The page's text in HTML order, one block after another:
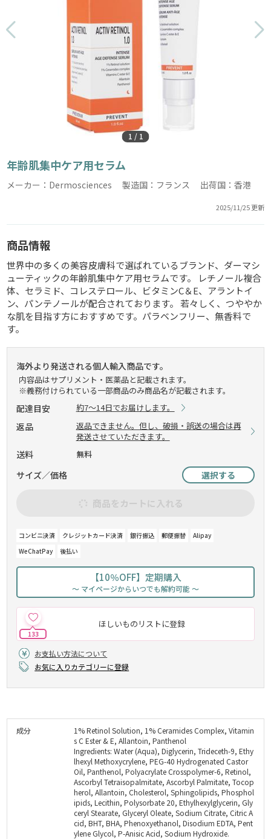
1 / 1
年齢肌集中ケア用セラム
メーカー：Dermosciences 製造国：フランス 出荷国：香港
2025/11/25 更新
商品情報
世界中の多くの美容皮膚科で選ばれているブランド、ダーマシ
ューティックの年齢肌集中ケア用セラムです。 レチノール複合
体、セラミド、コレステロール、ビタミンC＆E、アラントイ
ン、パンテノールが配合されております。 若々しく、つややか
な肌を目指す方におすすめです。パラベンフリー、無香料で
す。
海外より発送される個人輸入商品です。
内容品はサプリメント・医薬品と記載されます。
※義務付けられている一部商品のみ商品名が記載されます。
配達目安 約7～14日でお届けします。
返品
返品できません。但し、破損・誤送の場合は再
発送させていただきます。
送料 無料
サイズ／価格 選択する
商品をカートに入れる
コンビニ決済 クレジットカード決済 銀行振込 郵便振替
Alipay
WeChatPay
後払い
【10％OFF】定期購入
～ マイページからいつでも解約可能 ～
ほしいものリストに登録
133
お支払い方法について
お気に入りカテゴリーに登録
成分
1% Retinol Solution, 1% Ceramides Complex, Vitamin
s C Ester & E, Allantoin, Panthenol
Ingredients: Water (Aqua), Diglycerin, Trideceth-9, Ethy
lhexyl Methoxycrylene, PEG-40 Hydrogenated Castor
Oil, Panthenol, Polyacrylate Crosspolymer-6, Retinol,
Ascorbyl Tetraisopalmitate, Ascorbyl Palmitate, Tocop
herol, Allantoin, Cholesterol, Sphingolipids, Phosphol
ipids, Lecithin, Polysorbate 20, Ethylhexylglycerin, Gly
ceryl Stearate, Glyceryl Oleate, Sodium Citrate, Citric A
cid, BHT, BHA, Phenoxyethanol, Disodium EDTA, Pent
ylene Glycol, P-Anisic Acid, Sodium Hydroxide.